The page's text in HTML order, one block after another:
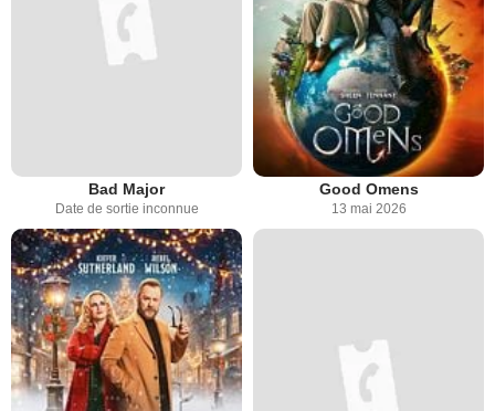
Bad Major
Date de sortie inconnue
Good Omens
13 mai 2026